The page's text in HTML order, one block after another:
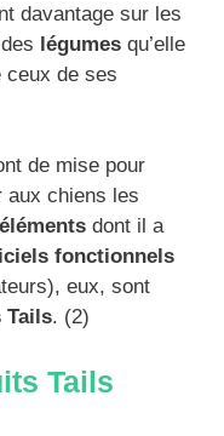
davantage sur les
légumes qu’elle
ceux de ses
de mise pour
aux chiens les
dont il a
fonctionnels
eux, sont
Tails. (2)
Tails